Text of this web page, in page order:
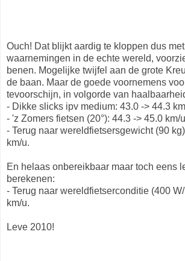
Ouch! Dat blijkt aardig te kloppen dus
waarnemingen in de echte wereld,
benen. Mogelijke twijfel aan de grote
de baan. Maar de goede voornemens
tevoorschijn, in volgorde van
- Dikke slicks ipv medium: 43.0 -> 44.3
- 'z Zomers fietsen (20°): 44.3 -> 45.0 km/
- Terug naar wereldfietsersgewicht (90
km/u.
En helaas onbereikbaar maar toch eens
berekenen:
- Terug naar wereldfietserconditie (400
km/u.
Leve 2010!